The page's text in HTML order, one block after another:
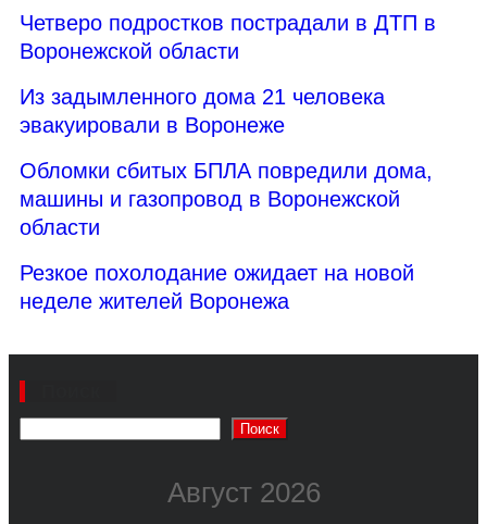
Четверо подростков пострадали в ДТП в
Воронежской области
Из задымленного дома 21 человека
эвакуировали в Воронеже
Обломки сбитых БПЛА повредили дома,
машины и газопровод в Воронежской
области
Резкое похолодание ожидает на новой
неделе жителей Воронежа
Поиск
Август 2026